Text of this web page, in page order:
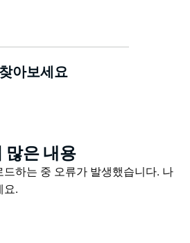
리 제품도 준비되어 있습니다. 편
즐기거나 시내를 지나가는 길에 간
미드 웨스턴 고속도로에 편리하
아보세요
많은 내용
드하는 중 오류가 발생했습니다. 나
요.